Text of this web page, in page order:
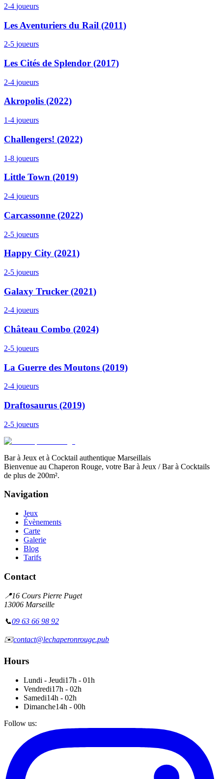
2-4 joueurs
Les Aventuriers du Rail (2011)
2-5 joueurs
Les Cités de Splendor (2017)
2-4 joueurs
Akropolis (2022)
1-4 joueurs
Challengers! (2022)
1-8 joueurs
Little Town (2019)
2-4 joueurs
Carcassonne (2022)
2-5 joueurs
Happy City (2021)
2-5 joueurs
Galaxy Trucker (2021)
2-4 joueurs
Château Combo (2024)
2-5 joueurs
La Guerre des Moutons (2019)
2-4 joueurs
Draftosaurus (2019)
2-5 joueurs
Bar à Jeux et à Cocktail authentique Marseillais
Bienvenue au Chaperon Rouge, votre Bar à Jeux / Bar à Cocktails
de plus de 200m².
Navigation
Jeux
Évènements
Carte
Galerie
Blog
Tarifs
Contact
📍16 Cours Pierre Puget
13006 Marseille
📞09 63 66 98 92
✉️contact@lechaperonrouge.pub
Hours
Lundi - Jeudi17h - 01h
Vendredi17h - 02h
Samedi14h - 02h
Dimanche14h - 00h
Follow us: